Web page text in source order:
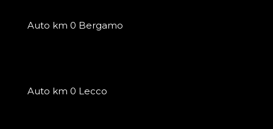
Auto km 0 Bergamo
Auto km 0 Lecco